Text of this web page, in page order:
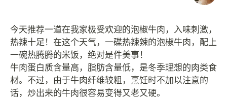
今天推荐一道在我家极受欢迎的泡椒牛肉，入味刺激，
热辣十足！在这个天气，一碟热辣辣的泡椒牛肉，配上
一碗热腾腾的米饭，绝对是件美事！
牛肉蛋白质含量高，脂肪含量低，是冬季理想的肉类食
材。不过，由于牛肉纤维较粗，烹饪时不加以注意的